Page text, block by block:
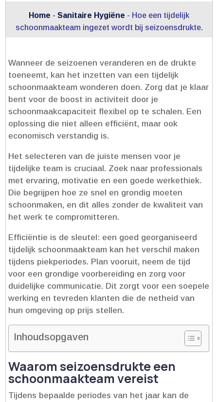
Home - Sanitaire Hygiëne - Hoe een tijdelijk
schoonmaakteam ingezet wordt bij seizoensdrukte.​
Wanneer de seizoenen veranderen en de drukte
toeneemt, kan het inzetten van een tijdelijk
schoonmaakteam wonderen doen.​ Zorg dat je klaar
bent voor de boost in activiteit door je
schoonmaakcapaciteit flexibel op te schalen.​ Een
oplossing die niet alleen efficiënt, maar ook
economisch verstandig is.​
Het selecteren van de juiste mensen voor je
tijdelijke team is cruciaal.​ Zoek naar professionals
met ervaring, motivatie en een goede werkethiek.​
Die begrijpen hoe ze snel en grondig moeten
schoonmaken, en dit alles zonder de kwaliteit van
het werk te compromitteren.​
Efficiëntie is de sleutel: een goed georganiseerd
tijdelijk schoonmaakteam kan het verschil maken
tijdens piekperiodes.​ Plan vooruit, neem de tijd
voor een grondige voorbereiding en zorg voor
duidelijke communicatie.​ Dit zorgt voor een soepele
werking en tevreden klanten die de netheid van
hun omgeving op prijs stellen.​
Inhoudsopgaven
Waarom seizoensdrukte een
schoonmaakteam vereist
Tijdens bepaalde periodes van het jaar kan de